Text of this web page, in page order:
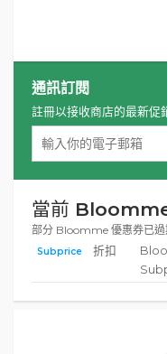
通訊訂閱
註冊以接收商店的最新促
當前
部分 Bloomme 優惠券已過
Subprice 折扣